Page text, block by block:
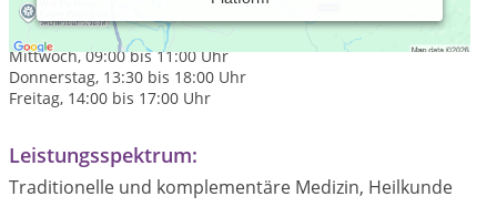
Montag, 17:00 bis 19:00 Uhr
Mittwoch, 09:00 bis 11:00 Uhr
Donnerstag, 13:30 bis 18:00 Uhr
Freitag, 14:00 bis 17:00 Uhr
Leistungsspektrum:
Traditionelle und komplementäre Medizin, Heilkunde